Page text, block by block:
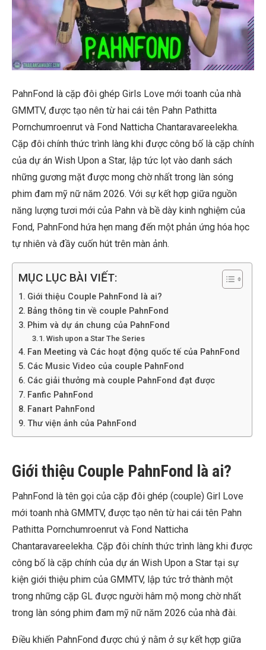
PahnFond là cặp đôi ghép Girls Love mới toanh của nhà
GMMTV, được tạo nên từ hai cái tên Pahn Pathitta
Pornchumroenrut và Fond Natticha Chantaravareelekha.
Cặp đôi chính thức trình làng khi được công bố là cặp chính
của dự án Wish Upon a Star, lập tức lọt vào danh sách
những gương mặt được mong chờ nhất trong làn sóng
phim đam mỹ nữ năm 2026. Với sự kết hợp giữa nguồn
năng lượng tươi mới của Pahn và bề dày kinh nghiệm của
Fond, PahnFond hứa hẹn mang đến một phản ứng hóa học
tự nhiên và đầy cuốn hút trên màn ảnh.
MỤC LỤC BÀI VIẾT:
Giới thiệu Couple PahnFond là ai?
Bảng thông tin về couple PahnFond
Phim và dự án chung của PahnFond
Wish upon a Star The Series
Fan Meeting và Các hoạt động quốc tế của PahnFond
Các Music Video của couple PahnFond
Các giải thưởng mà couple PahnFond đạt được
Fanfic PahnFond
Fanart PahnFond
Thư viện ảnh của PahnFond
Giới thiệu Couple PahnFond là ai?
PahnFond là tên gọi của cặp đôi ghép (couple) Girl Love
mới toanh nhà GMMTV, được tạo nên từ hai cái tên Pahn
Pathitta Pornchumroenrut và Fond Natticha
Chantaravareelekha. Cặp đôi chính thức trình làng khi được
công bố là cặp chính của dự án Wish Upon a Star tại sự
kiện giới thiệu phim của GMMTV, lập tức trở thành một
trong những cặp GL được người hâm mộ mong chờ nhất
trong làn sóng phim đam mỹ nữ năm 2026 của nhà đài.
Điều khiến PahnFond được chú ý nằm ở sự kết hợp giữa